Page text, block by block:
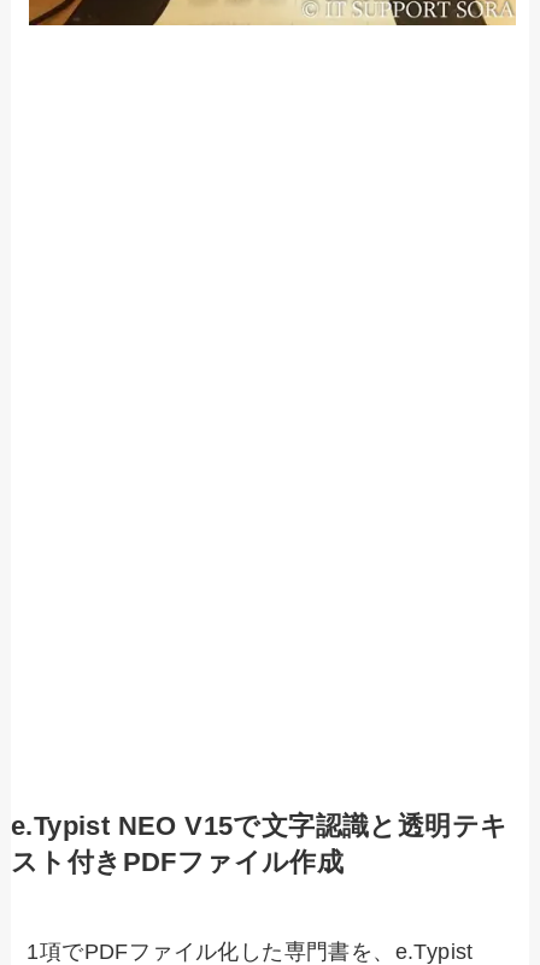
e.Typist NEO V15で文字認識と透明テキ
スト付きPDFファイル作成
1項でPDFファイル化した専門書を、e.Typist